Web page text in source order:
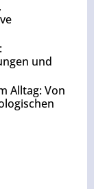
und
Alltag: Von